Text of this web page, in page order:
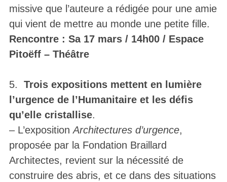
missive que l’auteure a rédigée pour une amie
qui vient de mettre au monde une petite fille.
Rencontre : Sa 17 mars / 14h00 / Espace
Pitoëff – Théâtre
5. Trois expositions mettent en lumière
l’urgence de l’Humanitaire et les défis
qu’elle cristallise.
– L’expositionArchitectures d’urgence,
proposée par la Fondation Braillard
Architectes, revient sur la nécessité de
construire des abris, et ce dans des situations